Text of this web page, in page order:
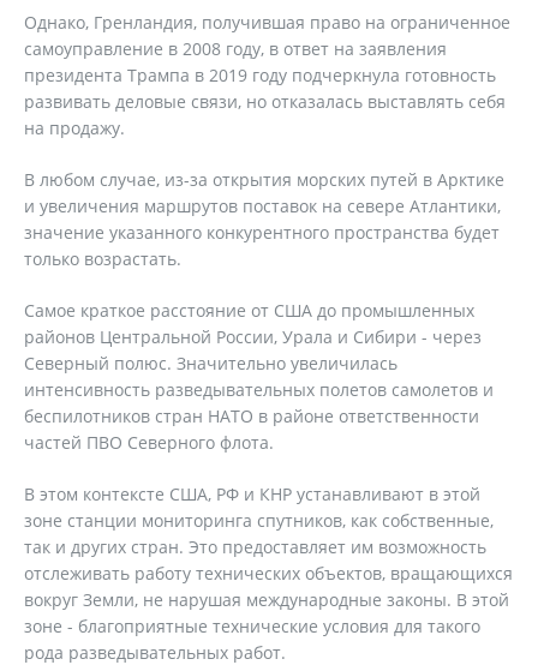
Однако, Гренландия, получившая право на ограниченное
самоуправление в 2008 году, в ответ на заявления
президента Трампа в 2019 году подчеркнула готовность
развивать деловые связи, но отказалась выставлять себя
на продажу.
В любом случае, из-за открытия морских путей в Арктике
и увеличения маршрутов поставок на севере Атлантики,
значение указанного конкурентного пространства будет
только возрастать.
Самое краткое расстояние от США до промышленных
районов Центральной России, Урала и Сибири - через
Северный полюс. Значительно увеличилась
интенсивность разведывательных полетов самолетов и
беспилотников стран НАТО в районе ответственности
частей ПВО Северного флота.
В этом контексте США, РФ и КНР устанавливают в этой
зоне станции мониторинга спутников, как собственные,
так и других стран. Это предоставляет им возможность
отслеживать работу технических объектов, вращающихся
вокруг Земли, не нарушая международные законы. В этой
зоне - благоприятные технические условия для такого
рода разведывательных работ.